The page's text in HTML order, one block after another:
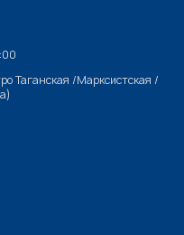
Таганская /Марксистская /